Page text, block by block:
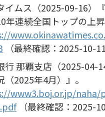
イムス（2025-09-16）
年連続全国トップの上昇
（最終確認：2025-10-11
行 那覇支店（2025-04-
（2025年4月）』。
www3.boj.or.jp/naha/
（最終確認：2025-